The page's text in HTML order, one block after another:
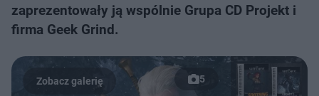
zaprezentowały ją wspólnie Grupa CD Projekt i
firma Geek Grind.
5